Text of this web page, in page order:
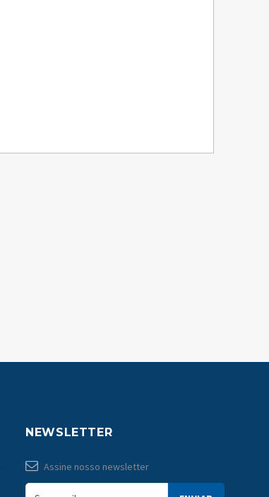
NEWSLETTER
Assine nosso newsletter